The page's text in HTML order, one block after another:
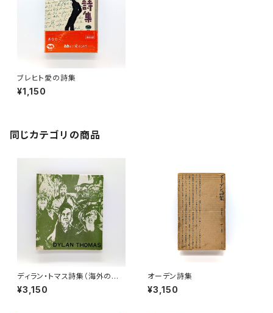
ブレヒト愛の詩集
¥1,150
同じカテゴリの商品
ディラン・トマス詩集（海外の詩
人双書８）
¥3,150
オーデン詩集
¥3,150